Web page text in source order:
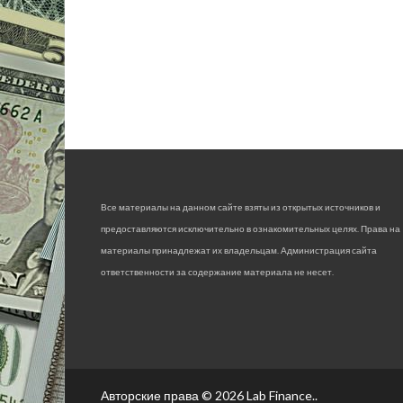
Все материалы на данном сайте взяты из открытых источников и
предоставляются исключительно в ознакомительных целях. Права на
материалы принадлежат их владельцам. Администрация сайта
ответственности за содержание материала не несет.
Авторские права © 2026Lab Finance..